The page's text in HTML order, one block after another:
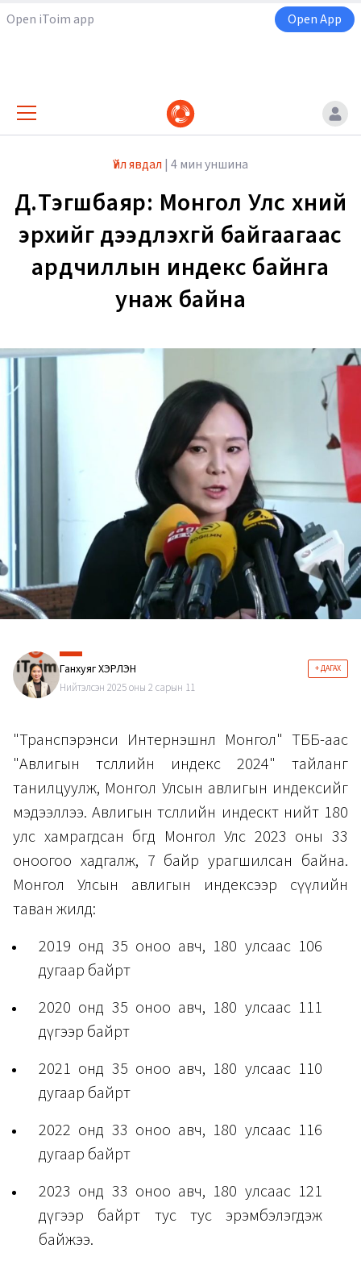
Open iToim app Open App
Үйл явдал | 4 мин уншина
Д.Тэгшбаяр: Монгол Улс хүний
эрхийг дээдлэхгүй байгаагаас
ардчиллын индекс байнга
унаж байна
Ганхуяг ХЭРЛЭН + ДАГАХ
Нийтэлсэн 2025 оны 2 сарын 11
"Транспэрэнси Интернэшнл Монгол" ТББ-аас
"Авлигын төсөөллийн индекс 2024" тайланг
танилцуулж, Монгол Улсын авлигын индексийг
мэдээллээ. Авлигын төсөөллийн индескт нийт 180
улс хамрагдсан бөгөөд Монгол Улс 2023 оны 33
оноогоо хадгалж, 7 байр урагшилсан байна.
Монгол Улсын авлигын индексээр сүүлийн
таван жилд:
2019 онд 35 оноо авч, 180 улсаас 106
дугаар байрт
2020 онд 35 оноо авч, 180 улсаас 111
дүгээр байрт
2021 онд 35 оноо авч, 180 улсаас 110
дугаар байрт
2022 онд 33 оноо авч, 180 улсаас 116
дугаар байрт
2023 онд 33 оноо авч, 180 улсаас 121
дүгээр байрт тус тус эрэмбэлэгдэж
байжээ.